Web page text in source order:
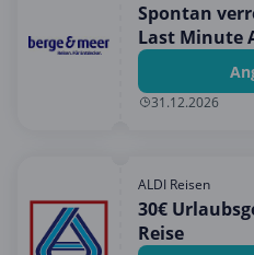
Spontan
Last Minute
31.12.2026
ALDI Reisen
30€
Reise